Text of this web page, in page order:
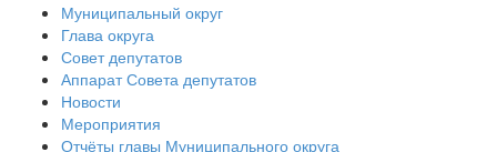
Муниципальный округ
Глава округа
Совет депутатов
Аппарат Совета депутатов
Новости
Мероприятия
Отчёты главы Муниципального округа